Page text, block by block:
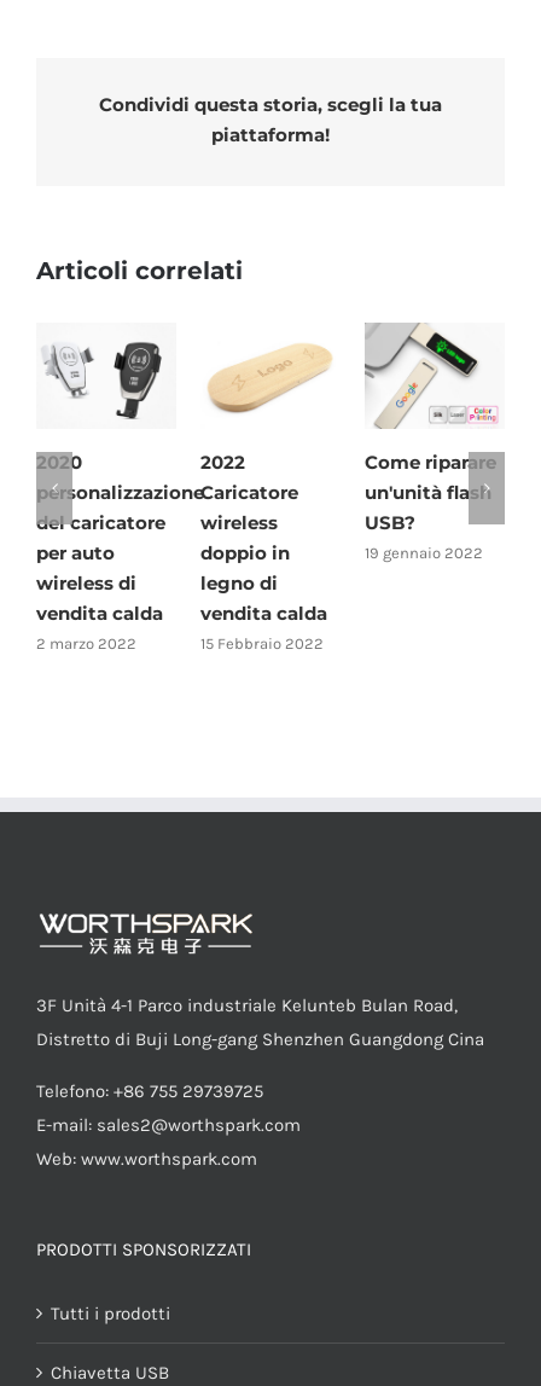
Condividi questa storia, scegli la tua
piattaforma!
Articoli correlati
caricatore
auto
di
calda
2022
Caricatore
wireless
doppio in
legno di
vendita calda
15 Febbraio 2022
Come riparare
un'unità flash
19 gennaio 2022
2022
3F Unità 4-1 Parco industriale Kelunteb Bulan Road,
Distretto di Buji Long-gang Shenzhen Guangdong Cina
Telefono: +86 755 29739725
E-mail: sales2@worthspark.com
Web: www.worthspark.com
PRODOTTI SPONSORIZZATI
Tutti i prodotti
Chiavetta USB